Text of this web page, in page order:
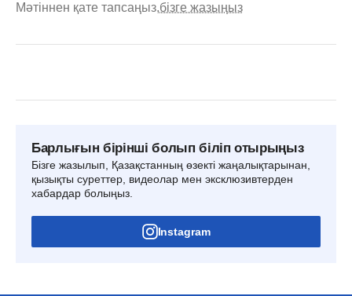
Мәтіннен қате тапсаңыз,бізге жазыңыз
Барлығын бірінші болып біліп отырыңыз
Бізге жазылып, Қазақстанның өзекті жаңалықтарынан,
қызықты суреттер, видеолар мен эксклюзивтерден
хабардар болыңыз.
Instagram